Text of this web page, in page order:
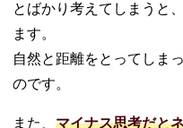
とばかり考えてしまうと
ます。
自然と距離をとってしま
のです。
また、 マイナス思考だと